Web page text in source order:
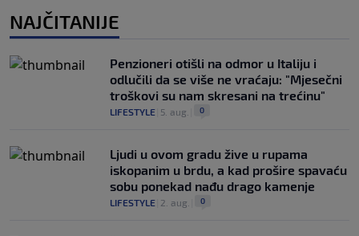
NAJČITANIJE
Penzioneri otišli na odmor u Italiju i
odlučili da se više ne vraćaju: "Mjesečni
troškovi su nam skresani na trećinu"
LIFESTYLE 5. aug. 0
Ljudi u ovom gradu žive u rupama
iskopanim u brdu, a kad prošire spavaću
sobu ponekad nađu drago kamenje
LIFESTYLE 2. aug. 0